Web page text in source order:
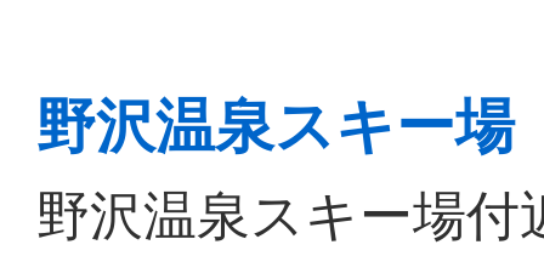
野沢温泉スキー場
野沢温泉スキー場